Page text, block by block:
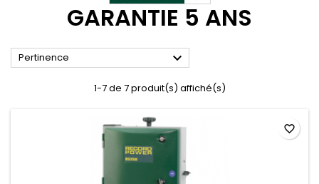
GARANTIE 5 ANS
Pertinence 
1-7 de 7 produit(s) affiché(s)
favorite_border